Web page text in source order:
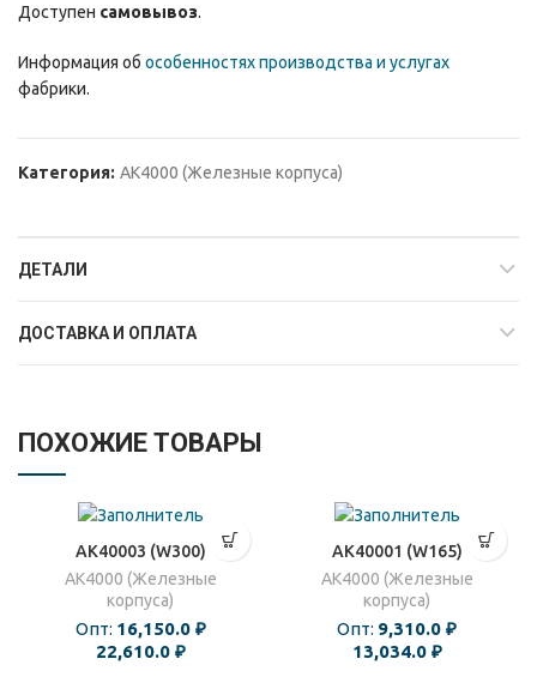
Доступен самовывоз.
Информация об особенностях производства и услугах
фабрики.
Категория: AK4000 (Железные корпуса)
ДЕТАЛИ
ДОСТАВКА И ОПЛАТА
ПОХОЖИЕ ТОВАРЫ
AK40003 (W300)
AK4000 (Железные
корпуса)
22,610.0 ₽
Опт: 16,150.0 ₽
AK40001 (W165)
AK4000 (Железные
корпуса)
13,034.0 ₽
Опт: 9,310.0 ₽